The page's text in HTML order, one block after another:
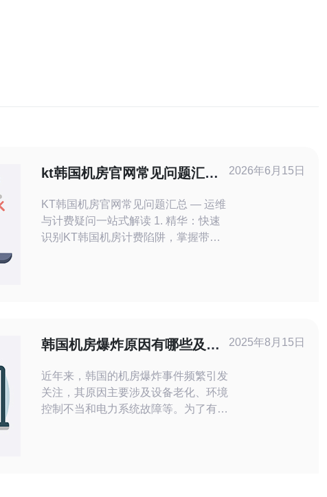
kt韩国机房官网常见问题汇总
KT韩国机房官网常见问题汇总 — 运维
与计费疑问一站式解读 1. 精华：快速
识别KT韩国机房计费陷阱，掌握带宽
为你争取更优质的服务器托管服务。
作为面向中文用户的
2026年6月15日
韩国机房爆炸原因有哪些及其
近年来，韩国的机房爆炸事件频繁引发
关注，其原因主要涉及设备老化、环境
控制不当和电力系统故障等。为了有效
2025年8月15日